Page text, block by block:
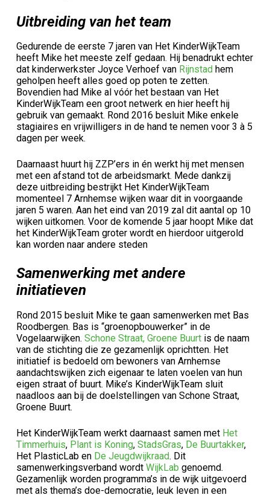
Uitbreiding van het team
Gedurende de eerste 7 jaren van Het KinderWijkTeam
heeft Mike het meeste zelf gedaan. Hij benadrukt echter
dat kinderwerkster Joyce Verhoef van Rijnstad hem
geholpen heeft alles goed op poten te zetten.
Bovendien had Mike al vóór het bestaan van Het
KinderWijkTeam een groot netwerk en hier heeft hij
gebruik van gemaakt. Rond 2016 besluit Mike enkele
stagiaires en vrijwilligers in de hand te nemen voor 3 à 5
dagen per week.
Daarnaast huurt hij ZZP’ers in én werkt hij met mensen
met een afstand tot de arbeidsmarkt. Mede dankzij
deze uitbreiding bestrijkt Het KinderWijkTeam
momenteel 7 Arnhemse wijken waar dit in voorgaande
jaren 5 waren. Aan het eind van 2019 zal dit aantal op 10
wijken uitkomen. Voor de komende 5 jaar hoopt Mike dat
het KinderWijkTeam groter wordt en hierdoor uitgerold
kan worden naar andere steden
Samenwerking met andere
initiatieven
Rond 2015 besluit Mike te gaan samenwerken met Bas
Roodbergen. Bas is “groenopbouwerker” in de
Vogelaarwijken. Schone Straat, Groene Buurtis de naam
van de stichting die ze gezamenlijk oprichtten. Het
initiatief is bedoeld om bewoners van Arnhemse
aandachtswijken zich eigenaar te laten voelen van hun
eigen straat of buurt. Mike’s KinderWijkTeam sluit
naadloos aan bij de doelstellingen van Schone Straat,
Groene Buurt.
Het KinderWijkTeam werkt daarnaast samen met Het
Timmerhuis, Plant is Koning, StadsGras, De Buurtakker,
Het PlasticLab en De Jeugdwijkraad. Dit
samenwerkingsverband wordt WijkLab genoemd.
Gezamenlijk worden programma’s in de wijk uitgevoerd
met als thema’s doe-democratie, leuk leven in een